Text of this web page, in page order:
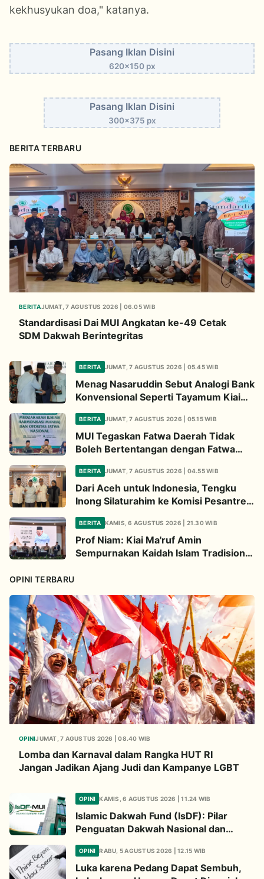
kekhusyukan doa," katanya.
Pasang Iklan Disini
620x150 px
Pasang Iklan Disini
300x375 px
BERITA TERBARU
BERITAJUMAT, 7 AGUSTUS 2026 | 06.05 WIB
Standardisasi Dai MUI Angkatan ke-49 Cetak
SDM Dakwah Berintegritas
BERITA JUMAT, 7 AGUSTUS 2026 | 05.45 WIB
Menag Nasaruddin Sebut Analogi Bank
Konvensional Seperti Tayamum Kiai
Ma'ruf Sangat Dahsyat
BERITA JUMAT, 7 AGUSTUS 2026 | 05.15 WIB
MUI Tegaskan Fatwa Daerah Tidak
Boleh Bertentangan dengan Fatwa
Pusat
BERITA JUMAT, 7 AGUSTUS 2026 | 04.55 WIB
Dari Aceh untuk Indonesia, Tengku
Inong Silaturahim ke Komisi Pesantren
MUI Perkuat Dakwah Ekologi
BERITA KAMIS, 6 AGUSTUS 2026 | 21.30 WIB
Prof Niam: Kiai Ma'ruf Amin
Sempurnakan Kaidah Islam Tradisional
OPINI TERBARU
OPINIJUMAT, 7 AGUSTUS 2026 | 08.40 WIB
Lomba dan Karnaval dalam Rangka HUT RI
Jangan Jadikan Ajang Judi dan Kampanye LGBT
OPINI KAMIS, 6 AGUSTUS 2026 | 11.24 WIB
Islamic Dakwah Fund (IsDF): Pilar
Penguatan Dakwah Nasional dan
OPINI RABU, 5 AGUSTUS 2026 | 12.15 WIB
Luka karena Pedang Dapat Sembuh,